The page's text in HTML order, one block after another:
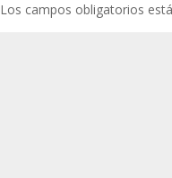
Los campos obligatorios